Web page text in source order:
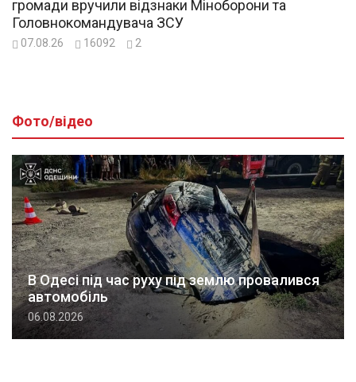
громади вручили відзнаки Міноборони та
Головнокомандувача ЗСУ
07.08.26 16092 2
Фото/відео
В Одесі під час руху під землю провалився
автомобіль
06.08.2026